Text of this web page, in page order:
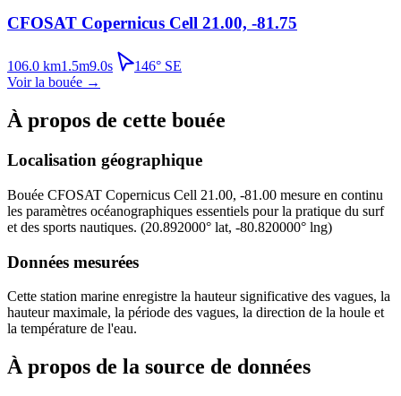
CFOSAT Copernicus Cell 21.00, -81.75
106.0 km1.5m9.0s 146° SE
Voir la bouée →
À propos de cette bouée
Localisation géographique
Bouée CFOSAT Copernicus Cell 21.00, -81.00 mesure en continu
les paramètres océanographiques essentiels pour la pratique du surf
et des sports nautiques. (20.892000° lat, -80.820000° lng)
Données mesurées
Cette station marine enregistre la hauteur significative des vagues, la
hauteur maximale, la période des vagues, la direction de la houle et
la température de l'eau.
À propos de la source de données